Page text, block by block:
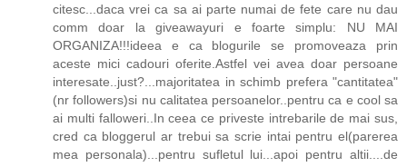
citesc...daca vrei ca sa ai parte numai de fete care nu dau
comm doar la giveawayuri e foarte simplu: NU MAI
ORGANIZA!!!ideea e ca blogurile se promoveaza prin
aceste mici cadouri oferite.Astfel vei avea doar persoane
interesate..just?...majoritatea in schimb prefera "cantitatea"
(nr followers)si nu calitatea persoanelor..pentru ca e cool sa
ai multi falloweri..In ceea ce priveste intrebarile de mai sus,
cred ca bloggerul ar trebui sa scrie intai pentru el(parerea
mea personala)...pentru sufletul lui...apoi pentru altii....de